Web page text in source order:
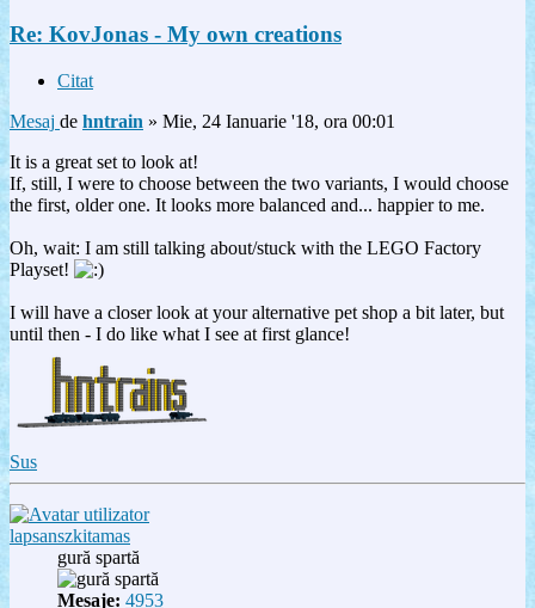
Re: KovJonas - My own creations
Citat
Mesaj de hntrain » Mie, 24 Ianuarie '18, ora 00:01
It is a great set to look at!
If, still, I were to choose between the two variants, I would choose
the first, older one. It looks more balanced and... happier to me.
Oh, wait: I am still talking about/stuck with the LEGO Factory
Playset!
I will have a closer look at your alternative pet shop a bit later, but
until then - I do like what I see at first glance!
Sus
lapsanszkitamas
gură spartă
Mesaje: 4953